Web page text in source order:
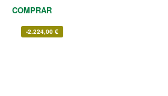
COMPRAR
-2.224,00 €